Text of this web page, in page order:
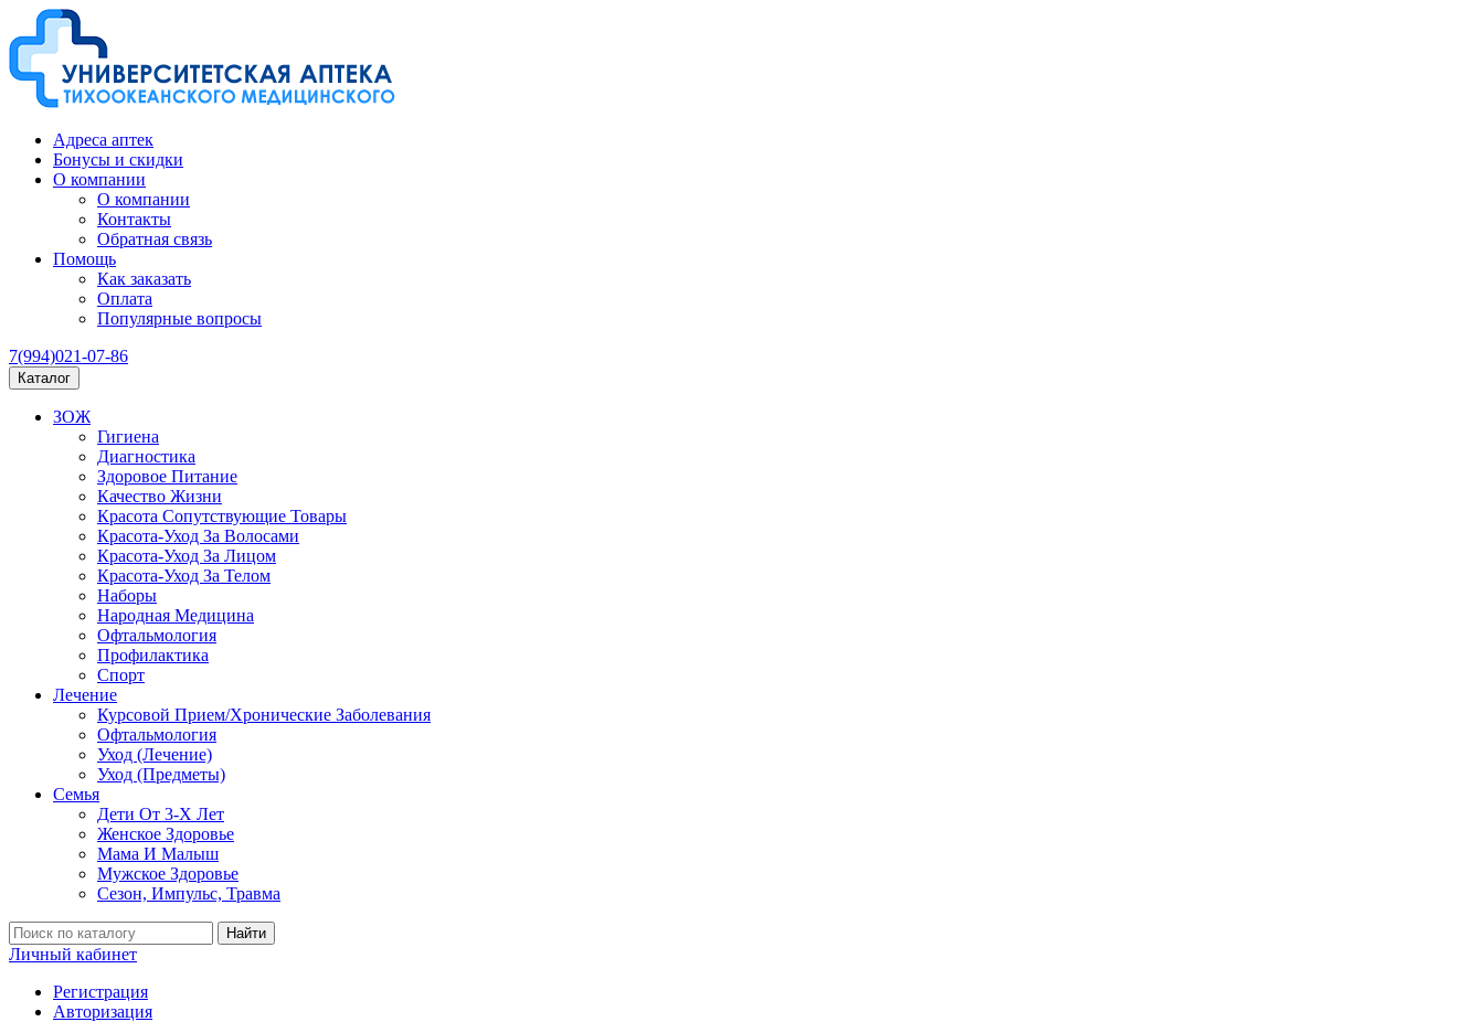
Адреса аптек
Бонусы и скидки
О компании
О компании
Контакты
Обратная связь
Помощь
Как заказать
Оплата
Популярные вопросы
7(994)021-07-86
Каталог
ЗОЖ
Гигиена
Диагностика
Здоровое Питание
Качество Жизни
Красота Сопутствующие Товары
Красота-Уход За Волосами
Красота-Уход За Лицом
Красота-Уход За Телом
Наборы
Народная Медицина
Офтальмология
Профилактика
Спорт
Лечение
Курсовой Прием/Хронические Заболевания
Офтальмология
Уход (Лечение)
Уход (Предметы)
Семья
Дети От 3-Х Лет
Женское Здоровье
Мама И Малыш
Мужское Здоровье
Сезон, Импульс, Травма
Найти
Личный кабинет
Регистрация
Авторизация